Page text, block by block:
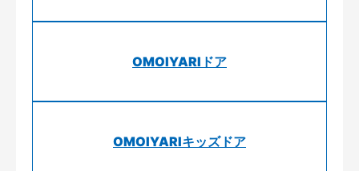
OMOIYARIドア
OMOIYARIキッズドア